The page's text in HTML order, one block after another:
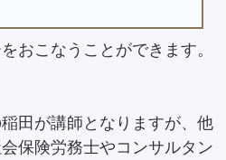
おこなうことができます。
田が講師となりますが、他
保険労務士やコンサルタン